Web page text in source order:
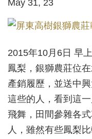
May 31, 23
2015年10月6日 早
鳳梨，銀獅農莊位
產銷履歷，並送中
這些的人，看到這
飛舞，田間參雜各
人，雖然有些鳳梨